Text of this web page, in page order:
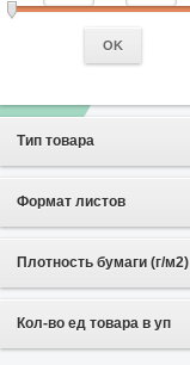
OK
Тип товара
Формат листов
Плотность бумаги (г/м2)
Кол-во ед товара в уп